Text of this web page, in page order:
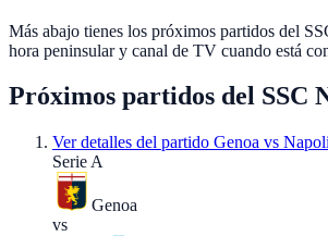
Más abajo tienes los próximos partidos del
hora peninsular y canal de TV cuando está
Próximos partidos del SSC
Ver detalles del partido Genoa vs Napoli
Serie A
Genoa
vs